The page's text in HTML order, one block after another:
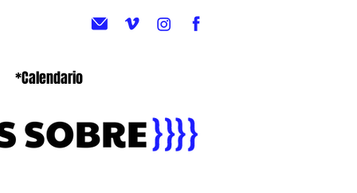
*Calendario